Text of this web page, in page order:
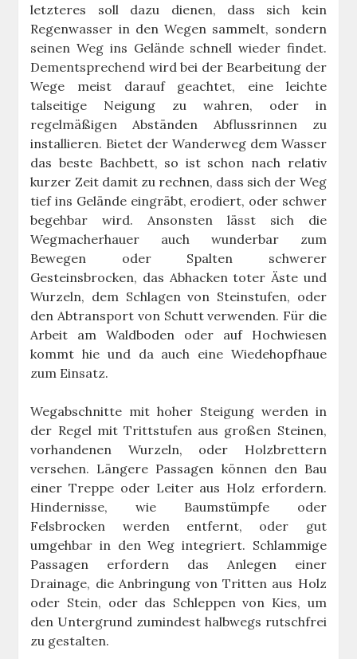
letzteres soll dazu dienen, dass sich kein
Regenwasser in den Wegen sammelt, sondern
seinen Weg ins Gelände schnell wieder findet.
Dementsprechend wird bei der Bearbeitung der
Wege meist darauf geachtet, eine leichte
talseitige Neigung zu wahren, oder in
regelmäßigen Abständen Abflussrinnen zu
installieren. Bietet der Wanderweg dem Wasser
das beste Bachbett, so ist schon nach relativ
kurzer Zeit damit zu rechnen, dass sich der Weg
tief ins Gelände eingräbt, erodiert, oder schwer
begehbar wird. Ansonsten lässt sich die
Wegmacherhauer auch wunderbar zum
Bewegen oder Spalten schwerer
Gesteinsbrocken, das Abhacken toter Äste und
Wurzeln, dem Schlagen von Steinstufen, oder
den Abtransport von Schutt verwenden. Für die
Arbeit am Waldboden oder auf Hochwiesen
kommt hie und da auch eine Wiedehopfhaue
zum Einsatz.
Wegabschnitte mit hoher Steigung werden in
der Regel mit Trittstufen aus großen Steinen,
vorhandenen Wurzeln, oder Holzbrettern
versehen. Längere Passagen können den Bau
einer Treppe oder Leiter aus Holz erfordern.
Hindernisse, wie Baumstümpfe oder
Felsbrocken werden entfernt, oder gut
umgehbar in den Weg integriert. Schlammige
Passagen erfordern das Anlegen einer
Drainage, die Anbringung von Tritten aus Holz
oder Stein, oder das Schleppen von Kies, um
den Untergrund zumindest halbwegs rutschfrei
zu gestalten.